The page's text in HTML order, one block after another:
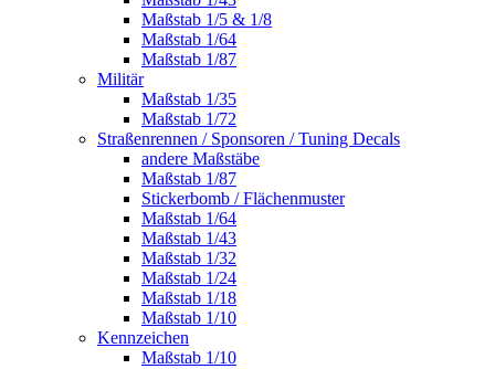
Maßstab 1/5 & 1/8
Maßstab 1/64
Maßstab 1/87
Militär
Maßstab 1/35
Maßstab 1/72
Straßenrennen / Sponsoren / Tuning Decals
andere Maßstäbe
Maßstab 1/87
Stickerbomb / Flächenmuster
Maßstab 1/64
Maßstab 1/43
Maßstab 1/32
Maßstab 1/24
Maßstab 1/18
Maßstab 1/10
Kennzeichen
Maßstab 1/10